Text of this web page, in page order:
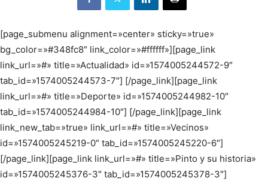
[page_submenu alignment=»center» sticky=»true»
bg_color=»#348fc8″ link_color=»#ffffff»][page_link
link_url=»#» title=»Actualidad» id=»1574005244572-9″
tab_id=»1574005244573-7″] [/page_link][page_link
link_url=»#» title=»Deporte» id=»1574005244982-10″
tab_id=»1574005244984-10″] [/page_link][page_link
link_new_tab=»true» link_url=»#» title=»Vecinos»
id=»1574005245219-0″ tab_id=»1574005245220-6″]
[/page_link][page_link link_url=»#» title=»Pinto y su historia»
id=»1574005245376-3″ tab_id=»1574005245378-3″]